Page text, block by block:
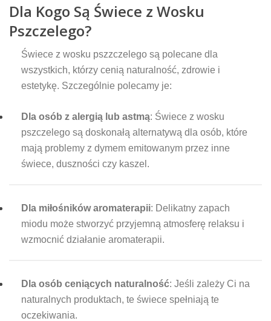
Dla Kogo Są Świece z Wosku
Pszczelego?
Świece z wosku pszzczelego są polecane dla
wszystkich, którzy cenią naturalność, zdrowie i
estetykę. Szczególnie polecamy je:
Dla osób z alergią lub astmą: Świece z wosku
pszczelego są doskonałą alternatywą dla osób, które
mają problemy z dymem emitowanym przez inne
świece, duszności czy kaszel.
Dla miłośników aromaterapii: Delikatny zapach
miodu może stworzyć przyjemną atmosferę relaksu i
wzmocnić działanie aromaterapii.
Dla osób ceniących naturalność: Jeśli zależy Ci na
naturalnych produktach, te świece spełniają te
oczekiwania.